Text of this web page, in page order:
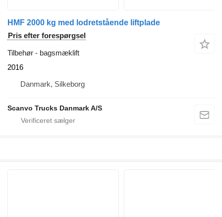
HMF 2000 kg med lodretstående liftplade
Pris efter forespørgsel
Tilbehør - bagsmæklift
2016
Danmark, Silkeborg
Scanvo Trucks Danmark A/S